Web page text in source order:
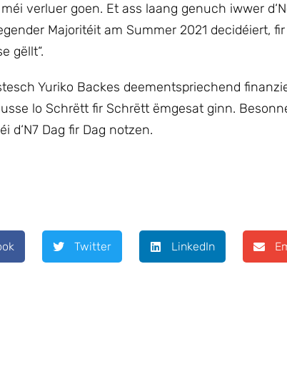
verluer goen. Et ass laang genuch iwwer
Majoritéit am Summer 2021 decidéiert,
gëllt“.
Yuriko Backes deementspriechend
lo Schrëtt fir Schrëtt ëmgesat ginn.
d‘N7 Dag fir Dag notzen.
Twitter LinkedIn